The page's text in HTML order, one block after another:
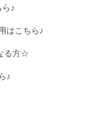
♪
はこちら♪
る方☆
♪